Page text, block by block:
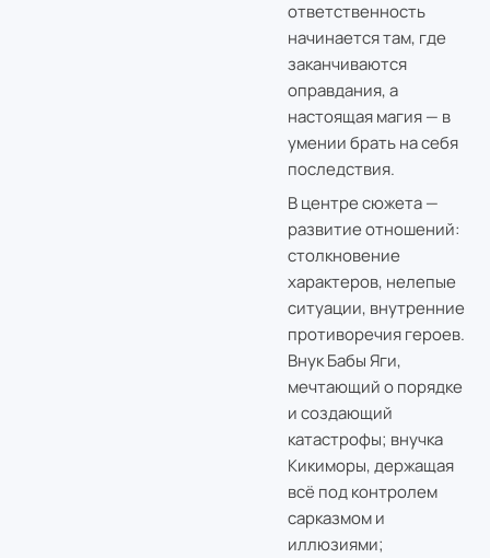
ответственность
начинается там, где
заканчиваются
оправдания, а
настоящая магия — в
умении брать на себя
последствия.
В центре сюжета —
развитие отношений:
столкновение
характеров, нелепые
ситуации, внутренние
противоречия героев.
Внук Бабы Яги,
мечтающий о порядке
и создающий
катастрофы; внучка
Кикиморы, держащая
всё под контролем
сарказмом и
иллюзиями;